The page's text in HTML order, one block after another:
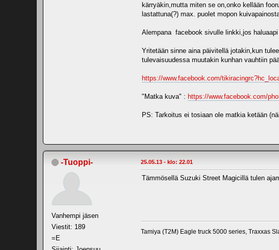
kärryäkin,mutta miten se on,onko kellään
lastattuna(?) max. puolet mopon
Alempana facebook sivulle linkki,jos
Yritetään sinne aina päivitellä jotakin,kun
tulevaisuudessa muutakin kunhan vauhtiin
https://www.facebook.com/
"Matka kuva" : https://www.facebook.com/
PS: Tarkoitus ei tosiaan ole matkia ketään
-Tuoppi-
Vanhempi jäsen
Viestit: 189
=E
25.05.13 - klo: 22.01
Tämmösellä Suzuki Street Magicillä tulen
Tamiya (T2M) Eagle truck 5000 series, Traxxas